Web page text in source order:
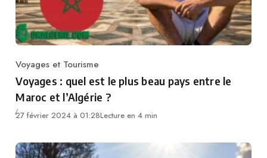
Category
Voyages et Tourisme
Voyages : quel est le plus beau pays entre le
Maroc et l’Algérie ?
27 février 2024 à 01:28Lecture en 4 min